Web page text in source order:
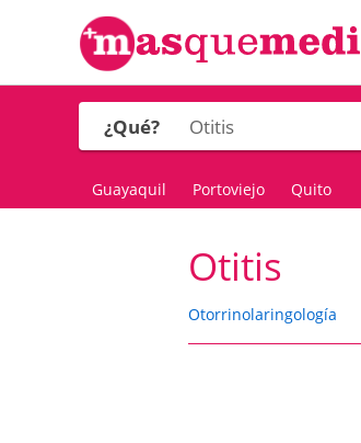
¿Qué?
Guayaquil Portoviejo Quito
Otitis
Otorrinolaringología